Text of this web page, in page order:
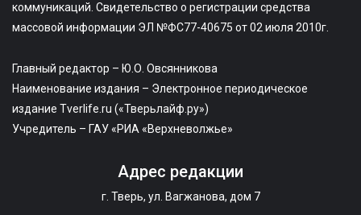
коммуникаций. Свидетельство о регистрации средства
массовой информации ЭЛ №ФС77-40675 от 02 июля 2010г.
Главный редактор – Ю.О. Овсянникова
Наименование издания – Электронное периодическое
издание Tverlife.ru («Тверьлайф.ру»)
Учредитель – ГАУ «РИА «Верхневолжье»
Адрес редакции
г. Тверь, ул. Вагжанова, дом 7